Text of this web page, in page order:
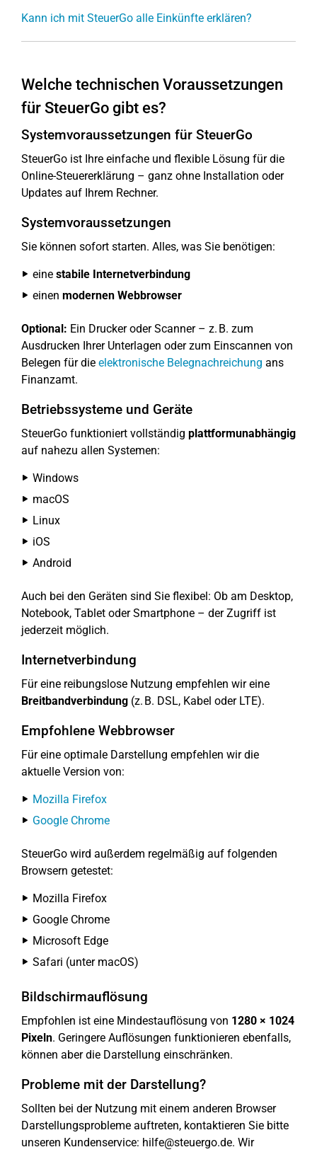
Kann ich mit SteuerGo alle Einkünfte erklären?
Welche technischen Voraussetzungen
für SteuerGo gibt es?
Systemvoraussetzungen für SteuerGo
SteuerGo ist Ihre einfache und flexible Lösung für die
Online-Steuererklärung – ganz ohne Installation oder
Updates auf Ihrem Rechner.
Systemvoraussetzungen
Sie können sofort starten. Alles, was Sie benötigen:
eine stabile Internetverbindung
einen modernen Webbrowser
Optional: Ein Drucker oder Scanner – z. B. zum
Ausdrucken Ihrer Unterlagen oder zum Einscannen von
Belegen für die elektronische Belegnachreichung ans
Finanzamt.
Betriebssysteme und Geräte
SteuerGo funktioniert vollständig plattformunabhängig
auf nahezu allen Systemen:
Windows
macOS
Linux
iOS
Android
Auch bei den Geräten sind Sie flexibel: Ob am Desktop,
Notebook, Tablet oder Smartphone – der Zugriff ist
jederzeit möglich.
Internetverbindung
Für eine reibungslose Nutzung empfehlen wir eine
Breitbandverbindung (z. B. DSL, Kabel oder LTE).
Empfohlene Webbrowser
Für eine optimale Darstellung empfehlen wir die
aktuelle Version von:
Mozilla Firefox
Google Chrome
SteuerGo wird außerdem regelmäßig auf folgenden
Browsern getestet:
Mozilla Firefox
Google Chrome
Microsoft Edge
Safari (unter macOS)
Bildschirmauflösung
Empfohlen ist eine Mindestauflösung von 1280 × 1024
Pixeln. Geringere Auflösungen funktionieren ebenfalls,
können aber die Darstellung einschränken.
Probleme mit der Darstellung?
Sollten bei der Nutzung mit einem anderen Browser
Darstellungsprobleme auftreten, kontaktieren Sie bitte
unseren Kundenservice: hilfe@steuergo.de. Wir